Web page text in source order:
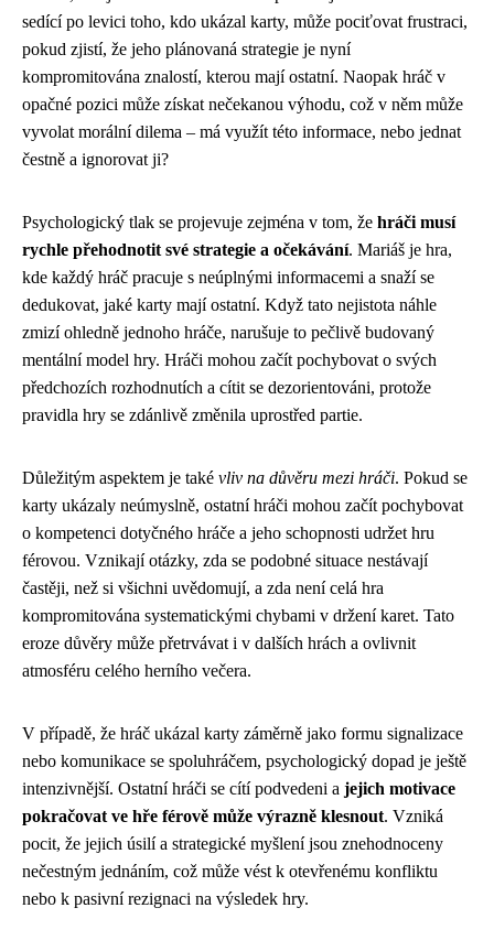
sedící po levici toho, kdo ukázal karty, může pociťovat frustraci,
pokud zjistí, že jeho plánovaná strategie je nyní
kompromitována znalostí, kterou mají ostatní. Naopak hráč v
opačné pozici může získat nečekanou výhodu, což v něm může
vyvolat morální dilema – má využít této informace, nebo jednat
čestně a ignorovat ji?
Psychologický tlak se projevuje zejména v tom, že hráči musí
rychle přehodnotit své strategie a očekávání. Mariáš je hra,
kde každý hráč pracuje s neúplnými informacemi a snaží se
dedukovat, jaké karty mají ostatní. Když tato nejistota náhle
zmizí ohledně jednoho hráče, narušuje to pečlivě budovaný
mentální model hry. Hráči mohou začít pochybovat o svých
předchozích rozhodnutích a cítit se dezorientováni, protože
pravidla hry se zdánlivě změnila uprostřed partie.
Důležitým aspektem je také vliv na důvěru mezi hráči. Pokud se
karty ukázaly neúmyslně, ostatní hráči mohou začít pochybovat
o kompetenci dotyčného hráče a jeho schopnosti udržet hru
férovou. Vznikají otázky, zda se podobné situace nestávají
častěji, než si všichni uvědomují, a zda není celá hra
kompromitována systematickými chybami v držení karet. Tato
eroze důvěry může přetrvávat i v dalších hrách a ovlivnit
atmosféru celého herního večera.
V případě, že hráč ukázal karty záměrně jako formu signalizace
nebo komunikace se spoluhráčem, psychologický dopad je ještě
intenzivnější. Ostatní hráči se cítí podvedeni a jejich motivace
pokračovat ve hře férově může výrazně klesnout. Vzniká
pocit, že jejich úsilí a strategické myšlení jsou znehodnoceny
nečestným jednáním, což může vést k otevřenému konfliktu
nebo k pasivní rezignaci na výsledek hry.